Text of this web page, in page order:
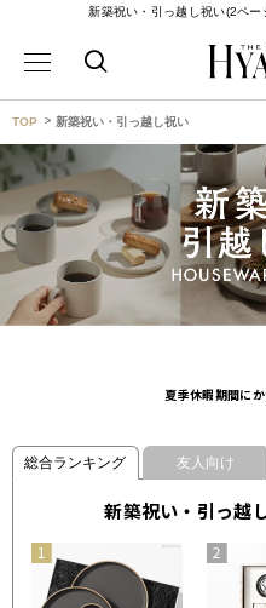
新築祝い・引っ越し祝い(2ペ
TOP 新築祝い・引っ越し祝い
夏季休暇期間に
総合ランキング 友人向け
新築祝い・引っ越